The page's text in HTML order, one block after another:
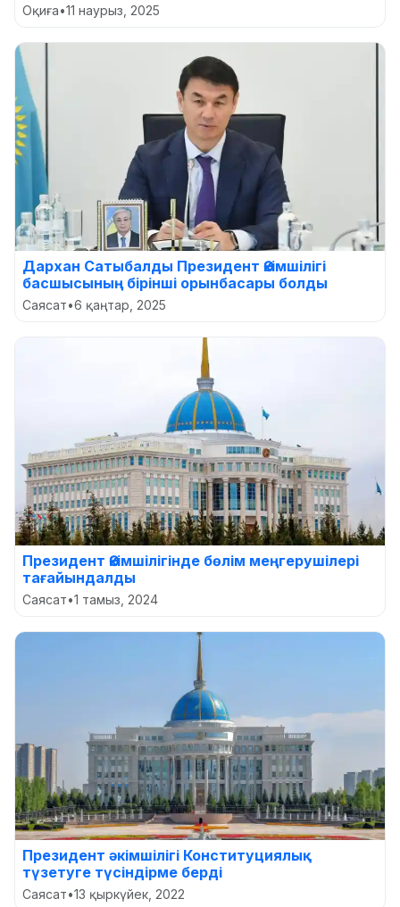
Оқиға•11 наурыз, 2025
Дархан Сатыбалды Президент Әкімшілігі
басшысының бірінші орынбасары болды
Саясат•6 қаңтар, 2025
Президент Әкімшілігінде бөлім меңгерушілері
тағайындалды
Саясат•1 тамыз, 2024
Президент әкімшілігі Конституциялық
түзетуге түсіндірме берді
Саясат•13 қыркүйек, 2022